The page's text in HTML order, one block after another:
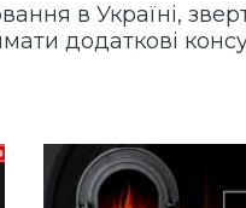
в Україні,
додаткові